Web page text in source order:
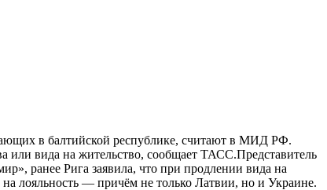
в балтийской республике, считают в МИД РФ.
или вида на жительство, сообщает ТАСС.Представитель
ранее Рига заявила, что при продлении вида на
лояльность — причём не только Латвии, но и Украине.